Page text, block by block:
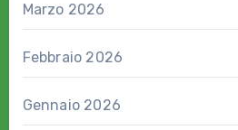
Marzo 2026
Febbraio 2026
Gennaio 2026